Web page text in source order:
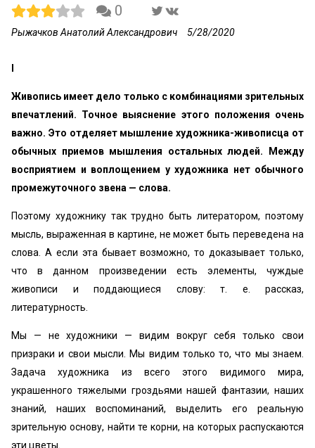
0
Рыжачков Анатолий Александрович 5/28/2020
Живопись имеет дело только с комбинациями зрительных
впечатлений. Точное выяснение этого положения очень
важно. Это отделяет мышление художника-живописца от
обычных приемов мышления остальных людей. Между
восприятием и воплощением у художника нет обычного
промежуточного звена — слова.
Поэтому художнику так трудно быть литератором, поэтому
мысль, выраженная в картине, не может быть переведена на
слова. А если эта бывает возможно, то доказывает только,
что в данном произведении есть элементы, чуждые
живописи и поддающиеся слову: т. е. рассказ,
литературность.
Мы — не художники — видим вокруг себя только свои
призраки и свои мысли. Мы видим только то, что мы знаем.
Задача художника из всего этого видимого мира,
украшенного тяжелыми гроздьями нашей фантазии, наших
знаний, наших воспоминаний, выделить его реальную
зрительную основу, найти те корни, на которых распускаются
эти цветы.